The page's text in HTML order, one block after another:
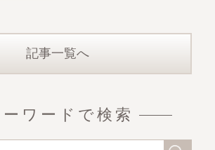
記事一覧へ
ーワードで検索